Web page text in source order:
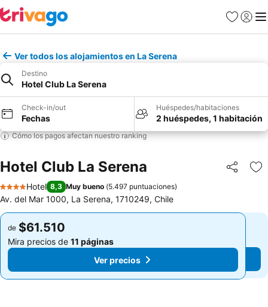
Favoritos
Iniciar
Ver todos los alojamientos en La Serena
Destino
Hotel Club La Serena
Check-in/out
Fechas
Huéspedes/habitaciones
2 huéspedes, 1 habitación
Cómo los pagos afectan nuestro ranking
Hotel Club La Serena Compartir
4 Estrellas
Hotel 8,3 Muy bueno (5.497 puntuaciones)
Av. del Mar 1000, La Serena, 1710249, Chile
de $61.510
Mira precios de 11 páginas
Ver precios
de $61.510
Mira precios de 11 páginas
Ver precios